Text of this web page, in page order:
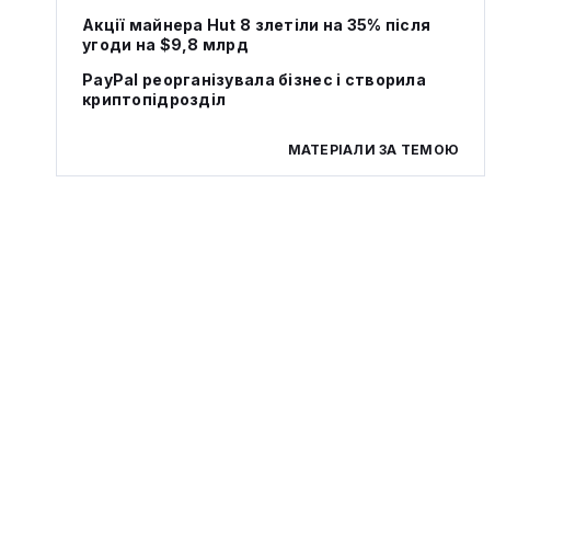
Акції майнера Hut 8 злетіли на 35% після
угоди на $9,8 млрд
PayPal реорганізувала бізнес і створила
криптопідрозділ
МАТЕРІАЛИ ЗА ТЕМОЮ